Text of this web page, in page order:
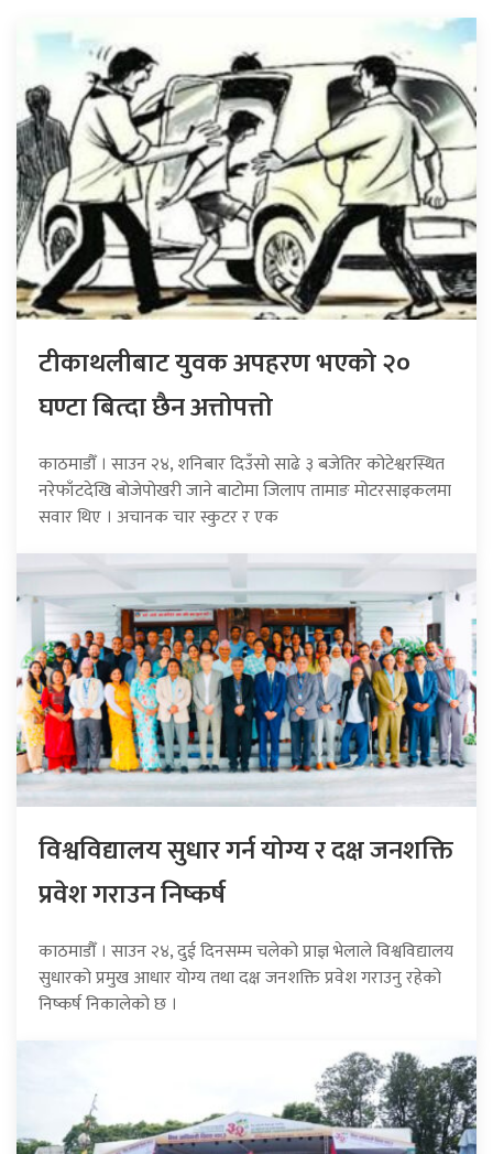
टीकाथलीबाट युवक अपहरण भएको २०
घण्टा बित्दा छैन अत्तोपत्तो
काठमाडौँ । साउन २४, शनिबार दिउँसो साढे ३ बजेतिर कोटेश्वरस्थित
नरेफाँटदेखि बोजेपोखरी जाने बाटोमा जिलाप तामाङ मोटरसाइकलमा
सवार थिए । अचानक चार स्कुटर र एक
विश्वविद्यालय सुधार गर्न योग्य र दक्ष जनशक्ति
प्रवेश गराउन निष्कर्ष
काठमाडौँ । साउन २४, दुई दिनसम्म चलेको प्राज्ञ भेलाले विश्वविद्यालय
सुधारको प्रमुख आधार योग्य तथा दक्ष जनशक्ति प्रवेश गराउनु रहेको
निष्कर्ष निकालेको छ ।